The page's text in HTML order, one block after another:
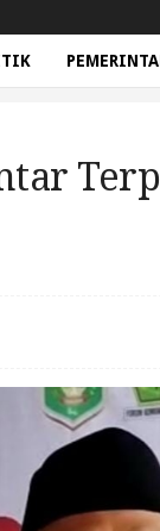
Menjadi Ketua